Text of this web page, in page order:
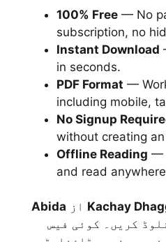
100% Free — No
subscription, no
Instant Download
in seconds.
PDF Format —
including mobile,
No Signup
without creating
Offline Reading —
and read
Kachay از Abida
کریں۔ کوئی فیس